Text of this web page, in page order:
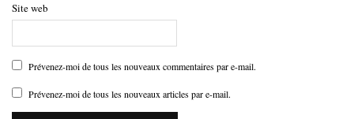
Site web
Prévenez-moi de tous les nouveaux commentaires par e-mail.
Prévenez-moi de tous les nouveaux articles par e-mail.